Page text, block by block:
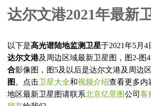
达尔文港2021年最新
以下是高光谱陆地监测卫星于2021年5月4
达尔文港及周边区域最新卫星图，图2-图
合影像图，图5及以后是达尔文港及周边
图 。点击卫星大全和视频介绍查看更多内
地区最新卫星图请联系北京亿景图公司 客